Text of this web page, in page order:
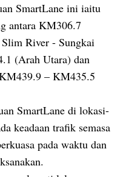
SmartLane ini iaitu
antara KM306.7
River - Sungkai
(Arah Utara) dan
– KM435.5
SmartLane di lokasi-
keadaan trafik semasa
pada waktu dan